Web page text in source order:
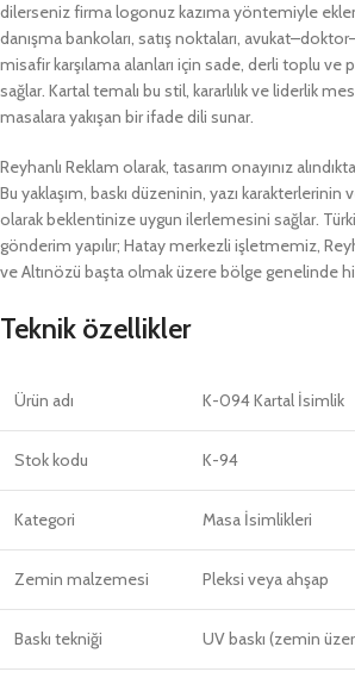
dilerseniz firma logonuz kazıma yöntemiyle
danışma bankoları, satış noktaları,
misafir karşılama alanları için sade, derli toplu
sağlar. Kartal temalı bu stil, kararlılık ve liderlik
masalara yakışan bir ifade dili sunar.
Reyhanlı Reklam olarak, tasarım onayınız
Bu yaklaşım, baskı düzeninin, yazı
olarak beklentinize uygun ilerlemesini sağlar.
gönderim yapılır; Hatay merkezli işletmemiz,
ve Altınözü başta olmak üzere bölge genelinde
Teknik özellikler
Ürün adı K-094 Kartal İsimlik
Stok kodu K-94
Kategori Masa İsimlikleri
Zemin malzemesi Pleksi veya ahşap
Baskı tekniği UV baskı (zemin